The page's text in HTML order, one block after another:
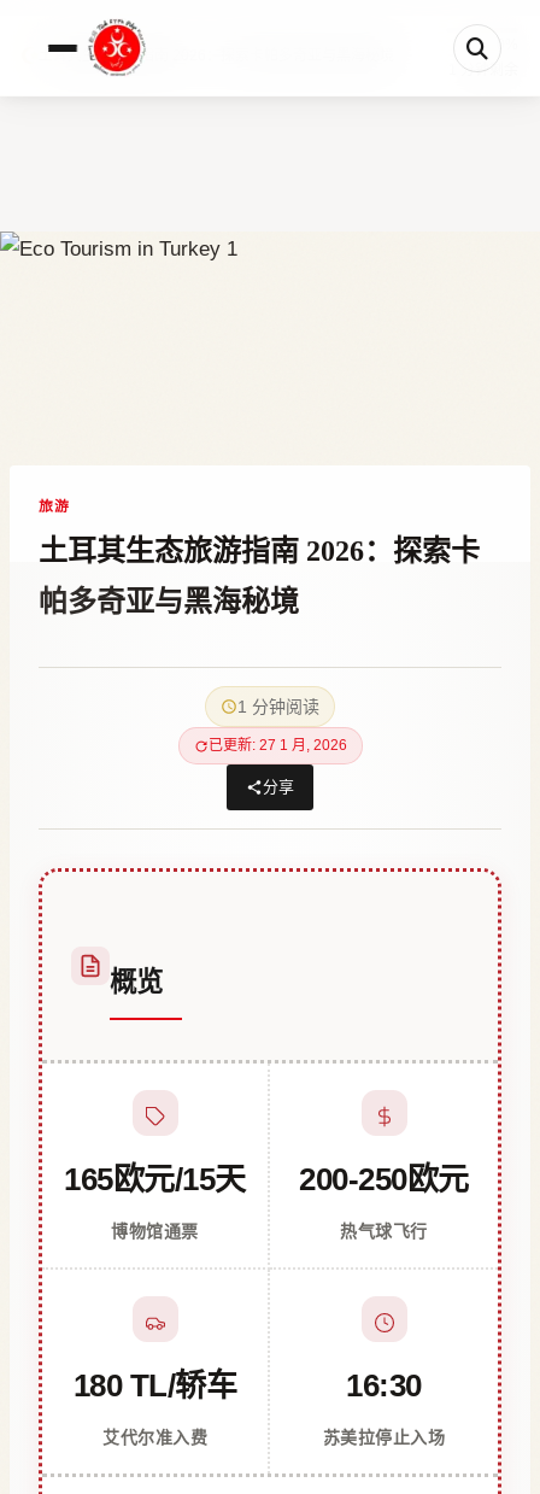
土耳其生态旅游指南 2026：探索卡帕多奇亚与黑海秘境
0%
1 分钟剩余
旅游
土耳其生态旅游指南 2026：探索卡
帕多奇亚与黑海秘境
1 分钟阅读
已更新: 27 1 月, 2026
分享
概览
165欧元/15天
博物馆通票
200-250欧元
热气球飞行
180 TL/轿车
艾代尔准入费
16:30
苏美拉停止入场